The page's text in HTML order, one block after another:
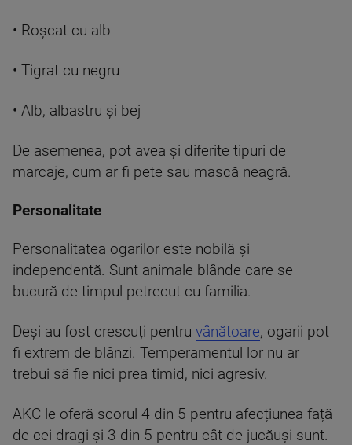
• Roșcat cu alb
• Tigrat cu negru
• Alb, albastru și bej
De asemenea, pot avea și diferite tipuri de
marcaje, cum ar fi pete sau mască neagră.
Personalitate
Personalitatea ogarilor este nobilă și
independentă. Sunt animale blânde care se
bucură de timpul petrecut cu familia.
Deși au fost crescuți pentru vânătoare, ogarii pot
fi extrem de blânzi. Temperamentul lor nu ar
trebui să fie nici prea timid, nici agresiv.
AKC le oferă scorul 4 din 5 pentru afecțiunea față
de cei dragi și 3 din 5 pentru cât de jucăuși sunt.